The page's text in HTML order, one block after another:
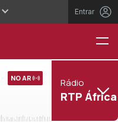
Entrar
NO AR Rádio
RTP África